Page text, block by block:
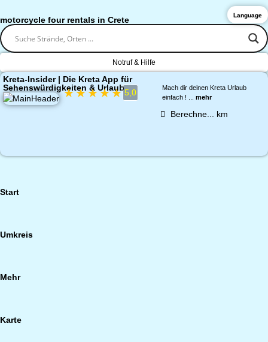
motorcycle four rentals in Crete
Notruf & Hilfe
Kreta-Insider | Die Kreta App für
Sehenswürdigkeiten & Urlaub
★★★★★ 5,0
Mach dir deinen Kreta Urlaub
einfach ! ... mehr
Berechne... km
Start
Umkreis
Mehr
Karte
Language